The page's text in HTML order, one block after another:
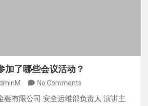
加了哪些会议活动？
No Comments
融有限公司 安全运维部负责人 演讲主